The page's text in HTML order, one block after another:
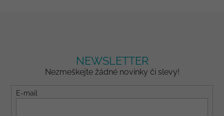
NEWSLETTER
Nezmeškejte žádné novinky či slevy!
E-mail